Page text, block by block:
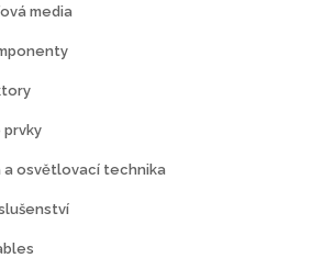
media
prvky
a osvětlovací technika